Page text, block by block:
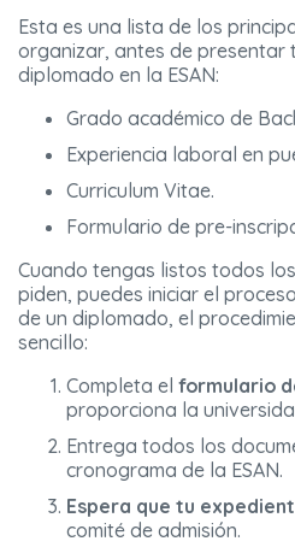
Esta es una lista de los
organizar, antes de presentar
diplomado en la ESAN:
Grado académico de
Experiencia laboral en
Curriculum Vitae.
Formulario de pre-
Cuando tengas listos todos
piden, puedes iniciar el
de un diplomado, el
sencillo:
Completa el formulario
proporciona la
Entrega todos los
cronograma de la ESAN.
Espera que tu
comité de admisión.